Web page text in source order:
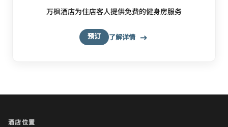
万枫酒店为住店客人提供免费的健身房服务
预订 了解详情
酒店位置